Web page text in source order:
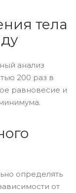
тела
анализ
200 раз в
равновесие и
определять
от